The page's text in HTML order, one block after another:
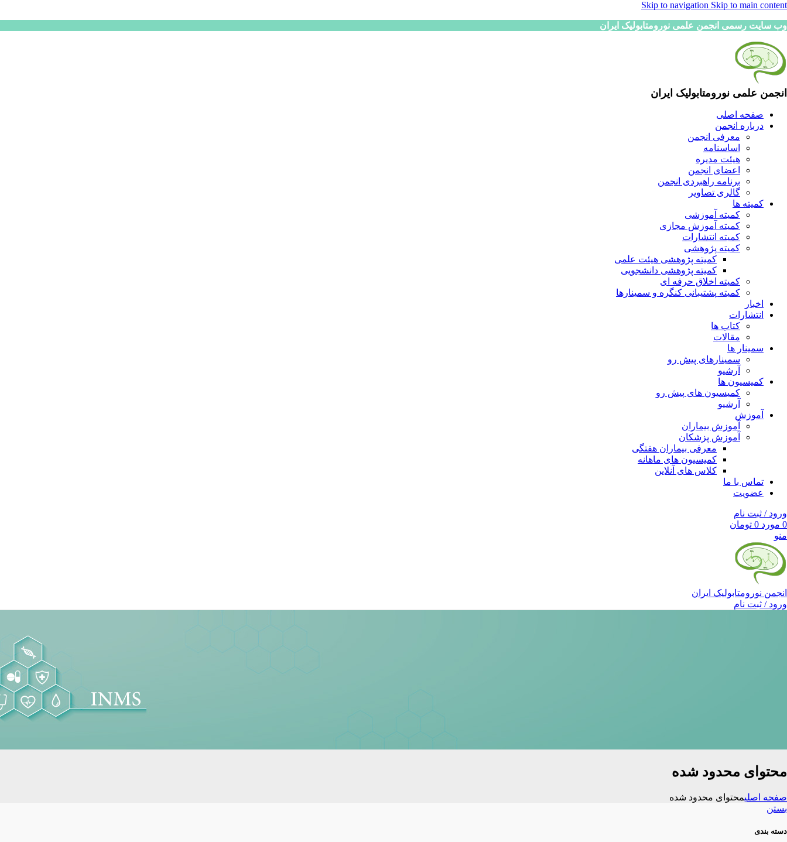
Skip to navigation Skip to main content
وب سایت رسمی انجمن علمی نورومتابولیک ایران
انجمن علمی نورومتابولیک ایران
صفحه اصلی
درباره انجمن
معرفی انجمن
اساسنامه
هیئت مدیره
اعضای انجمن
برنامه راهبردی انجمن
گالری تصاویر
کمیته ها
کمیته آموزشی
کمیته آموزش مجازی
کمیته انتشارات
کمیته پژوهشی
کمیته پژوهشی هیئت علمی
کمیته پژوهشی دانشجویی
کمیته اخلاق حرفه ای
کمیته پشتیبانی کنگره و سمینارها
اخبار
انتشارات
کتاب ها
مقالات
سمینار ها
سمینارهای پیش رو
آرشیو
کمیسیون ها
کمیسیون های پیش رو
آرشیو
آموزش
آموزش بیماران
آموزش پزشکان
معرفی بیماران هفتگی
کمیسیون های ماهانه
کلاس های آنلاین
تماس با ما
عضویت
ورود / ثبت نام
0 مورد 0 تومان
منو
انجمن نورومتابولیک ایران
ورود / ثبت نام
محتوای محدود شده
صفحه اصلیمحتوای محدود شده
بستن
دسته بندی